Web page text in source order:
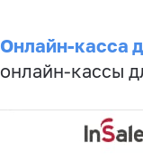
Онлайн-касса
онлайн-кассы